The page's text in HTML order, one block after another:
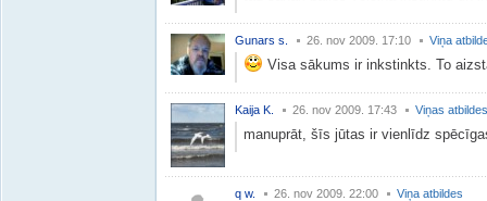
Gunars s. 26. nov 2009. 17:10 Viņa
Visa sākums ir inkstinkts. To
Kaija K. 26. nov 2009. 17:43 Viņas atbildes
manuprāt, šīs jūtas ir vienlīdz
q w. 26. nov 2009. 22:00 Viņa atbildes